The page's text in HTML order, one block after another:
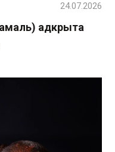
адкрыта
24.07.2026